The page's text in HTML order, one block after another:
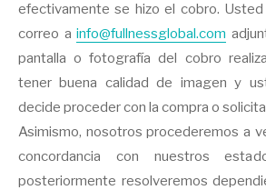
efectivamente se hizo el cobro. Usted
correo a info@fullnessglobal.com
pantalla o fotografía del cobro
tener buena calidad de imagen y
decide proceder con la compra o
Asimismo, nosotros procederemos a
concordancia con nuestros
posteriormente resolveremos